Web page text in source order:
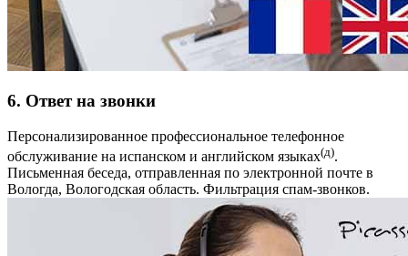
6. Ответ на звонки
Персонализированное профессиональное телефонное
обслуживание на испанском и английском языках(д).
Письменная беседа, отправленная по электронной почте в
Вологда, Вологодская область. Фильтрация спам-звонков.